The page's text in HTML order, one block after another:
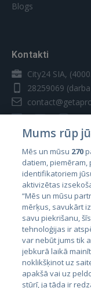
Blogs
Kontakti
City24 SIA,
28259069
Valstis
Igaunija
Latvija
Lietuva
Mums rūp
Mēs un mūsu 270
datiem,
identifikatoriem
aktivizētas
“Mēs un mūsu
mērķus, savukārt
savu piekrišanu,
tehnoloģijas ir
var nebūt jums tik
jebkurā laikā
noklikšķinot uz
apakšā vai uz
stūrī, ja tāda ir